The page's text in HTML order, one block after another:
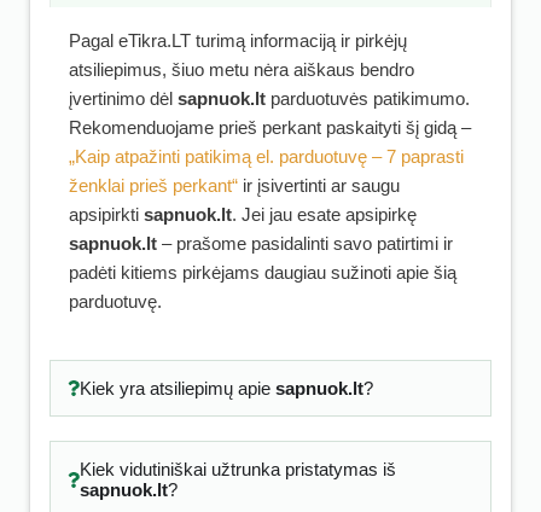
Pagal eTikra.LT turimą informaciją ir pirkėjų
atsiliepimus, šiuo metu nėra aiškaus bendro
įvertinimo dėl sapnuok.lt parduotuvės patikimumo.
Rekomenduojame prieš perkant paskaityti šį gidą –
„Kaip atpažinti patikimą el. parduotuvę – 7 paprasti
ženklai prieš perkant“ ir įsivertinti ar saugu
apsipirkti sapnuok.lt. Jei jau esate apsipirkę
sapnuok.lt – prašome pasidalinti savo patirtimi ir
padėti kitiems pirkėjams daugiau sužinoti apie šią
parduotuvę.
Kiek yra atsiliepimų apie sapnuok.lt?
Kiek vidutiniškai užtrunka pristatymas iš
sapnuok.lt?